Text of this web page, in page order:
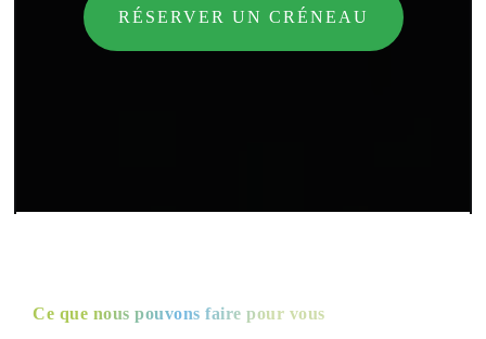
RÉSERVER UN CRÉNEAU
Ce que nous pouvons faire pour vous